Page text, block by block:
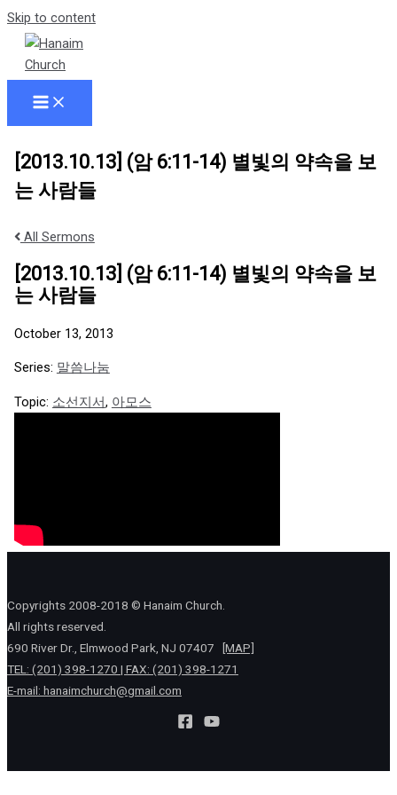
Skip to content
[2013.10.13] (암 6:11-14) 별빛의 약속을 보
는 사람들
All Sermons
[2013.10.13] (암 6:11-14) 별빛의 약속을 보
는 사람들
October 13, 2013
Series: 말씀나눔
Topic: 소선지서, 아모스
Copyrights 2008-2018 © Hanaim Church.
All rights reserved.
690 River Dr., Elmwood Park, NJ 07407
[MAP]
TEL: (201) 398-1270 | FAX: (201) 398-1271
E-mail: hanaimchurch@gmail.com